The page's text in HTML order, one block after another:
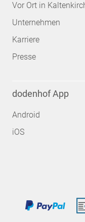
Vor Ort in
Unternehmen
Karriere
Presse
dodenhof App
Android
iOS